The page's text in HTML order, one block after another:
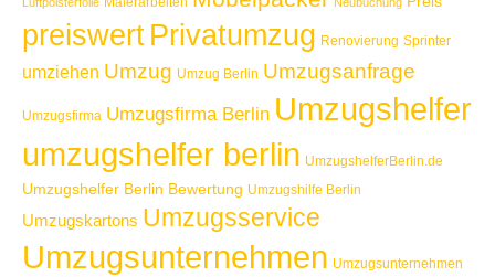
preiswert Privatumzug Renovierung Sprinter
umziehen Umzug Umzug Berlin Umzugsanfrage
Umzugsfirma Umzugsfirma Berlin Umzugshelfer
umzugshelfer berlin UmzugshelferBerlin.de
Umzugshelfer Berlin Bewertung Umzugshilfe Berlin
Umzugskartons Umzugsservice
Umzugsunternehmen Umzugsunternehmen